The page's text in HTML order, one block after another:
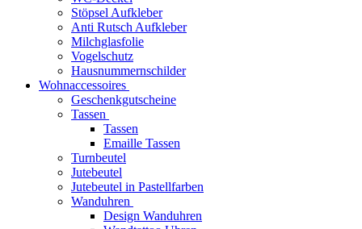
Stöpsel Aufkleber
Anti Rutsch Aufkleber
Milchglasfolie
Vogelschutz
Hausnummernschilder
Wohnaccessoires
Geschenkgutscheine
Tassen
Tassen
Emaille Tassen
Turnbeutel
Jutebeutel
Jutebeutel in Pastellfarben
Wanduhren
Design Wanduhren